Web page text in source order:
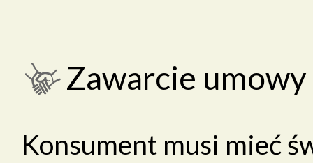
Zawarcie
Konsument musi mieć